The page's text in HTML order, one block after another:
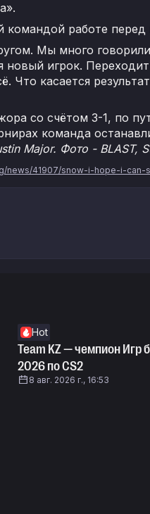
командой работе
Мы много
новый игрок.
Что касается
со счётом 3-1, по
команда
Major. Фото - BLAST,
news/41907/snow-i-hope-i-
Hot
Team KZ — чемпион Игр
2026 по CS2
8 авг. 2026 г., 16:53